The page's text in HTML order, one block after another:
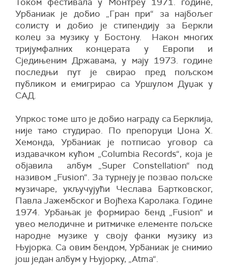
Урбаниак је добио „Гран при“ за најбољег
солисту и добио је стипендију за Беркли
колеџ за музику у Бостону. Након многих
тријумфалних концерата у Европи и
Сједињеним Државама, у мају 1973. године
последњи пут је свирао пред пољском
публиком и емигрирао са Уршулом Дуџак у
САД.
Упркос томе што је добио награду са Берклија,
није тамо студирао. По препоруци Џона Х.
Хемонда, Урбаниак је потписао уговор са
издавачком кућом „Columbia Records“, која је
објавила албум „Super Constellation“ под
називом „Fusion“. За турнеју је позвао пољске
музичаре, укључујући Чеслава Бартковског,
Павла Јажембског и Војћеха Каролака. Године
1974. Урбањак је формирао бенд „Fusion“ и
увео мелодичне и ритмичке елементе пољске
народне музике у своју фанки музику из
Њујорка. Са овим бендом, Урбаниак је снимио
још један албум у Њујорку, „Atma“.